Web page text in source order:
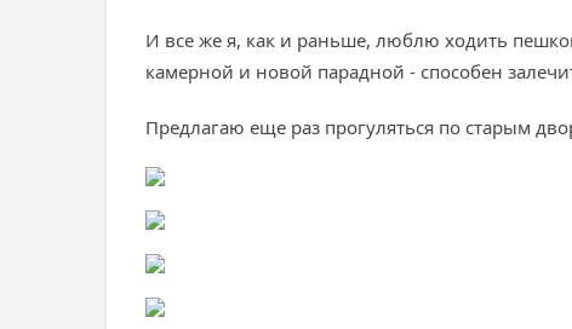
И все же я, как и раньше, люблю ходить
камерной и новой парадной - способен
Предлагаю еще раз прогуляться по старым